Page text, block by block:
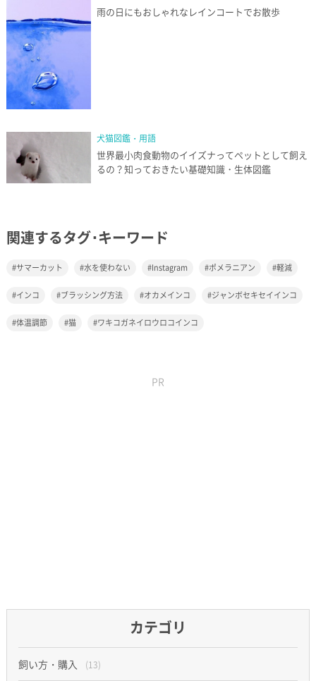
雨の日にもおしゃれなレインコートでお散歩
犬猫図鑑・用語
世界最小肉食動物のイイズナってペットとして飼え
るの？知っておきたい基礎知識・生体図鑑
関連するタグ･キーワード
サマーカット 水を使わない Instagram ポメラニアン 軽減
インコ ブラッシング方法 オカメインコ ジャンボセキセイインコ
体温調節 猫 ワキコガネイロウロコインコ
PR
カテゴリ
飼い方・購入 (13)